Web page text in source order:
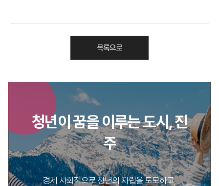
목록으로
청년이 꿈을 이루는 도시, 진
주
경제 사회적으로 청년의 자립을 도모하고,